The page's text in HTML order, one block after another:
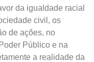
da igualdade racial
civil, os
de ações, no
Público e na
a realidade da